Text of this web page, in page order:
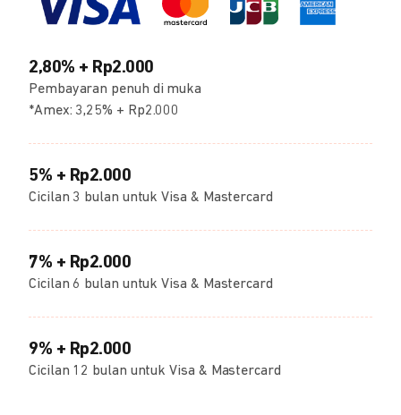
2,80% + Rp2.000
Pembayaran penuh di muka
*Amex: 3,25% + Rp2.000
5% + Rp2.000
Cicilan 3 bulan untuk Visa & Mastercard
7% + Rp2.000
Cicilan 6 bulan untuk Visa & Mastercard
9% + Rp2.000
Cicilan 12 bulan untuk Visa & Mastercard